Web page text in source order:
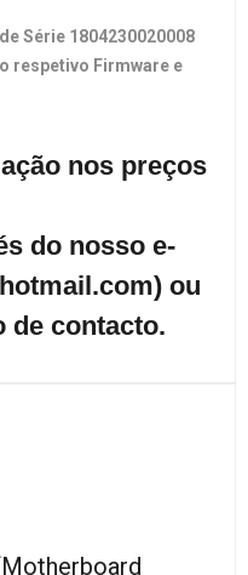
Série 1804230020008
respetivo Firmware e
nos preços
do nosso e-
ou
de contacto.